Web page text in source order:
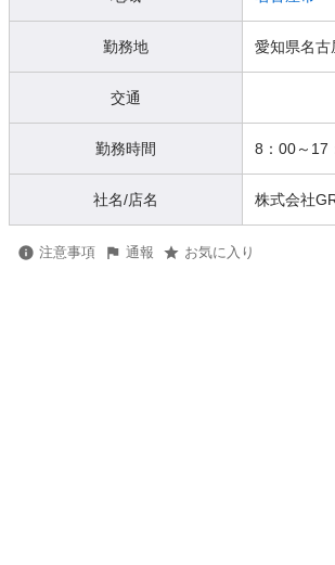
勤務地 愛知県名古
交通
勤務時間 8：00～17
社名/店名 株式会社
注意事項 通報 お気に入り